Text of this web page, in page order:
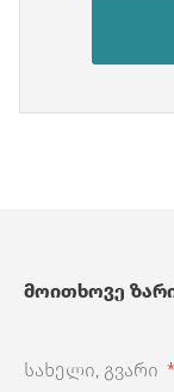
მოითხოვე
სახელი, გვარი